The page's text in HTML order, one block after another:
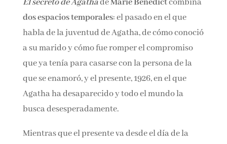
desapareció misteriosamente durante 10 días.
El secreto de Agatha deMarie Benedict
combinados espacios temporales: el pasado en
el que habla de la juventud de Agatha, de cómo
conoció a su marido y cómo fue romper el
compromiso que ya tenía para casarse con la
persona de la que se enamoró, y el presente,
el mundo la busca desesperadamente.